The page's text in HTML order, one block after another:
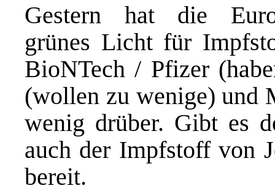
Gestern hat die
grünes Licht für
BioNTech / Pfizer
(wollen zu wenige) und
wenig drüber. Gibt es
auch der Impfstoff von
bereit.